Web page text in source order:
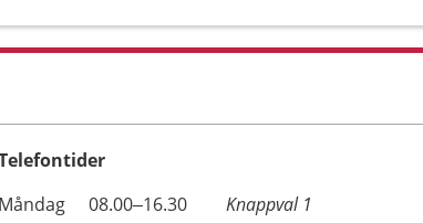
Dag
Öppettider
Kommentarer
Måndag 08.00–16.30
Knappval 1